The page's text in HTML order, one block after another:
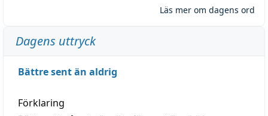
Läs mer om dagens ord
Dagens uttryck
Bättre sent än aldrig
Förklaring